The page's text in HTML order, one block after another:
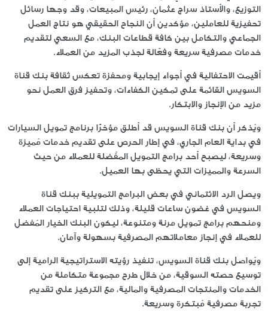
التوزيع، والأستاذ سراج عثمان، رئيس المبيعات، وقد وجها رسائل
تحفيزية للعاملين، مؤكدين أن النجاح الحقيقي هو نتاج العمل
الجماعي والتكامل بين كافة قطاعات البنك، مع السعي لتقديم
خدمات مصرفية سريعة وفعّالة لجذب المزيد من العملاء.
أقيمت الاحتفالية في أجواء إيجابية ومحفزة تعكس ثقافة بنك قناة
السويس القائمة على تمكين الكفاءات، وتحفيز فرق العمل نحو
مزيد من الإنجاز والابتكار.
ويُذكر أن بنك قناة السويس قد أطلق مؤخرًا برنامج تمويل السيارات
في بداية العام الجاري، في إطار الحرص على تقديم خدمات مُميزة
وسريعة، ليصبح أحد برامج التمويل المفُضلة للعملاء من حيث
السرعة والمميزات التي يحظى بها العميل.
ويصل الرد الائتماني في بعض البرامج التمويلية ببنك قناة
السويس في غضون ساعات قليلة، وذلك لتلبية احتياجات العملاء
ومنحهم برامج تمويل مرنة ومتنوعة، ليكون البنك الخيار المُفضل
للعملاء في إنجاز معاملاتهم المصرفية بسهولة وآمان.
ويُواصل بنك قناة السويس، تنفيذ رؤيته الاستراتيجية الرامية إلى
توسيع حصته السوقية، من خلال طرح مجموعة متكاملة من
الخدمات والمنتجات المصرفية والمالية، مع التركيز على تقديم
تجربة مصرفية مُبتكرة وسريعة.